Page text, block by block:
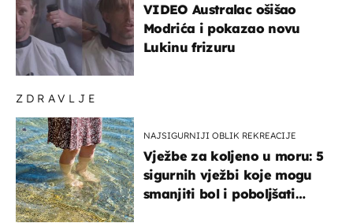
ZDRAVLJE
NAJSIGURNIJI OBLIK REKREACIJE
Vježbe za koljeno u moru: 5
sigurnih vježbi koje mogu
smanjiti bol i poboljšati
VIDEO Australac ošišao
Modrića i pokazao novu
Lukinu frizuru